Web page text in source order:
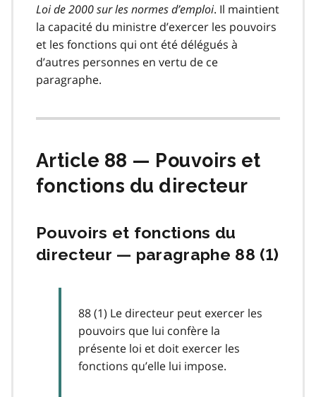
Loi de 2000 sur les normes d’emploi. Il maintient
la capacité du ministre d’exercer les pouvoirs
et les fonctions qui ont été délégués à
d’autres personnes en vertu de ce
paragraphe.
Article 88 — Pouvoirs et
fonctions du directeur
Pouvoirs et fonctions du
directeur — paragraphe 88 (1)
88 (1) Le directeur peut exercer les
pouvoirs que lui confère la
présente loi et doit exercer les
fonctions qu’elle lui impose.